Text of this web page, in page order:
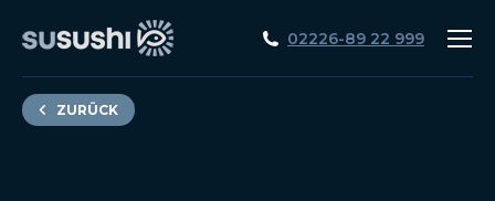
02226-89 22 999
ZURÜCK